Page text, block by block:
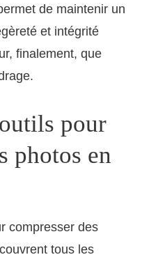
de maintenir un
et intégrité
finalement, que
pour
photos en
compresser des
tous les